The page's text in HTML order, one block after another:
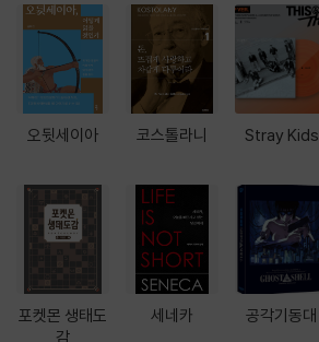
오뒷세이아
포켓몬 생태도
감
코스톨라니
세네카
Stray Kids
공각기동대